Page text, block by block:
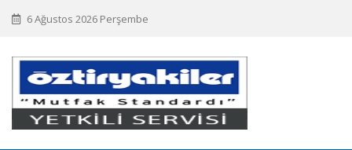
6 Ağustos 2026 Perşembe